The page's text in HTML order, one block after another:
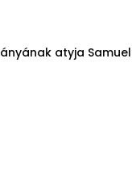
atyja